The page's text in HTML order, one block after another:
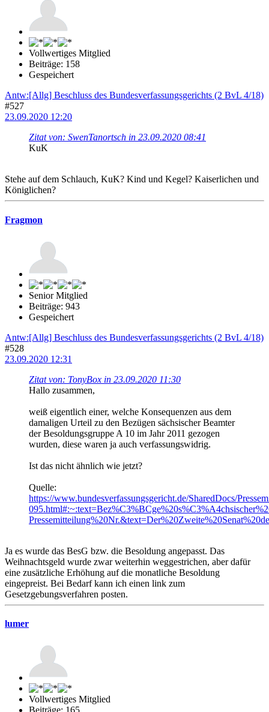
Vollwertiges Mitglied
Beiträge: 158
Gespeichert
Antw:[Allg] Beschluss des Bundesverfassungsgerichts (2 BvL 4/18)
#527
23.09.2020 12:20
Zitat von: SwenTanortsch in 23.09.2020 08:41
KuK
Stehe auf dem Schlauch, KuK? Kind und Kegel? Kaiserlichen und
Königlichen?
Fragmon
Senior Mitglied
Beiträge: 943
Gespeichert
Antw:[Allg] Beschluss des Bundesverfassungsgerichts (2 BvL 4/18)
#528
23.09.2020 12:31
Zitat von: TonyBox in 23.09.2020 11:30
Hallo zusammen,
weiß eigentlich einer, welche Konsequenzen aus dem
damaligen Urteil zu den Bezügen sächsischer Beamter
der Besoldungsgruppe A 10 im Jahr 2011 gezogen
wurden, diese waren ja auch verfassungswidrig.
Ist das nicht ähnlich wie jetzt?
Quelle:
https://www.bundesverfassungsgericht.de/SharedDocs/
Ja es wurde das BesG bzw. die Besoldung angepasst. Das
Weihnachtsgeld wurde zwar weiterhin weggestrichen, aber dafür
eine zusätzliche Erhöhung auf die monatliche Besoldung
eingepreist. Bei Bedarf kann ich einen link zum
Gesetzgebungsverfahren posten.
lumer
Vollwertiges Mitglied